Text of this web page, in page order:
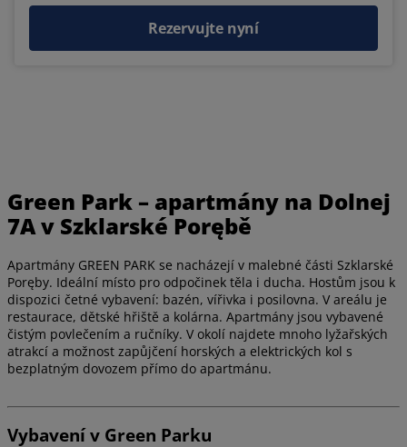
Rezervujte nyní
Green Park – apartmány na Dolnej
7A v Szklarské Porębě
Apartmány GREEN PARK se nacházejí v malebné části Szklarské
Poręby. Ideální místo pro odpočinek těla i ducha. Hostům jsou k
dispozici četné vybavení: bazén, vířivka i posilovna. V areálu je
restaurace, dětské hřiště a kolárna. Apartmány jsou vybavené
čistým povlečením a ručníky. V okolí najdete mnoho lyžařských
atrakcí a možnost zapůjčení horských a elektrických kol s
bezplatným dovozem přímo do apartmánu.
Vybavení v Green Parku